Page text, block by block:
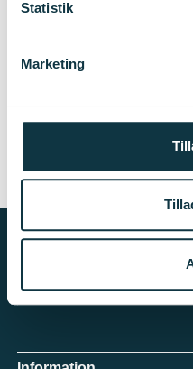
Statistik
Marketing
få de seneste
arrangementer
Tilmeld dig